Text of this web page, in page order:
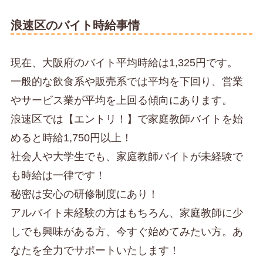
浪速区のバイト時給事情
現在、大阪府のバイト平均時給は1,325円です。
一般的な飲食系や販売系では平均を下回り、営業
やサービス業が平均を上回る傾向にあります。
浪速区では【エントリ！】で家庭教師バイトを始
めると時給1,750円以上！
社会人や大学生でも、家庭教師バイトが未経験で
も時給は一律です！
秘密は安心の研修制度にあり！
アルバイト未経験の方はもちろん、家庭教師に少
しでも興味がある方、今すぐ始めてみたい方。あ
なたを全力でサポートいたします！